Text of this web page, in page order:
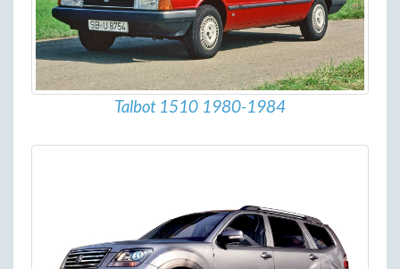
Talbot 1510 1980-1984